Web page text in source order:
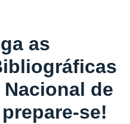
as
Nacional de
se!